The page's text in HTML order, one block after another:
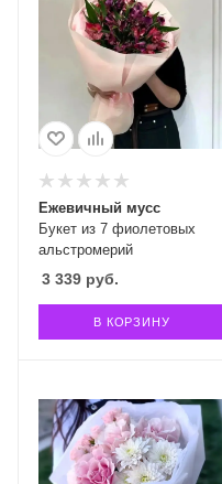
Букет из 7 фиолетовых
альстромерий
Ежевичный мусс
3 339 руб.
В КОРЗИНУ